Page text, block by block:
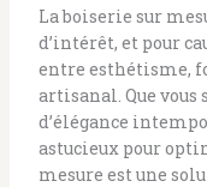
La boiserie sur
d’intérêt, et pour
entre esthétisme,
artisanal. Que vous
d’élégance
astucieux pour
mesure est une